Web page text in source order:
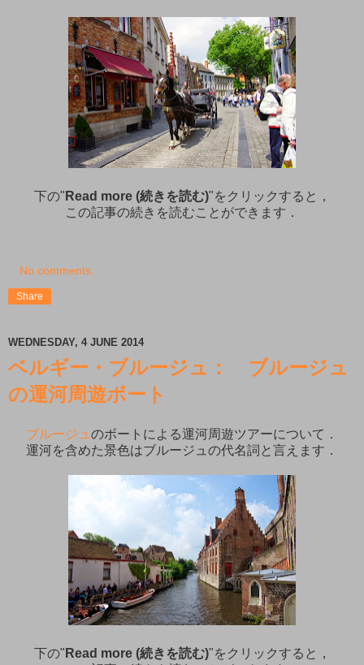
下の" Read more (続きを読む)"をクリックすると，
この記事の続きを読むことができます．
No comments:
Share
WEDNESDAY, 4 JUNE 2014
ベルギー・ブルージュ： ブルージュ
の運河周遊ボート
ブルージュ のボートによる運河周遊ツアーについて．
運河を含めた景色はブルージュの代名詞と言えます．
下の" Read more (続きを読む)"をクリックすると，